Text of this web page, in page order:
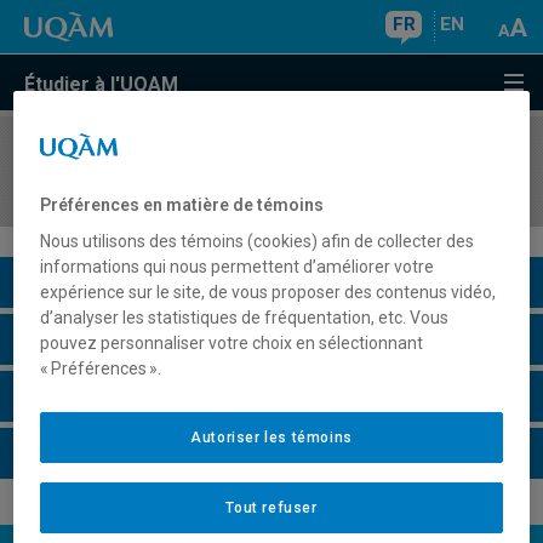
FR EN
Étudier à l'UQAM
COURS//
Description du cours
Horaire - Été 2026
Préférences en matière de témoins
Nous utilisons des témoins (cookies) afin de collecter des
informations qui nous permettent d’améliorer votre
expérience sur le site, de vous proposer des contenus vidéo,
d’analyser les statistiques de fréquentation, etc. Vous
pouvez personnaliser votre choix en sélectionnant
« Préférences ».
Tout refuser
Autoriser les témoins